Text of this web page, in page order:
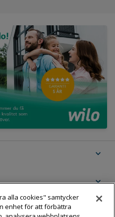
expand_more
expand_more
alla cookies" samtycker
enhet för att förbättra